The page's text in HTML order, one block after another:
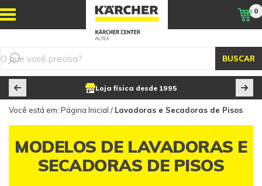
Loja física desde 1995
BUSCAR
0
Você está em: Página Inicial / Lavadoras e Secadoras de Pisos
MODELOS DE LAVADORAS E
SECADORAS DE PISOS